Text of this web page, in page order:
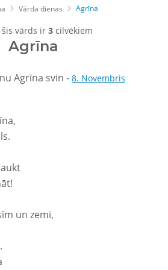
Vārda dienas Agrīna
šis vārds ir 3 cilvēkiem
Agrīna
Agrīna svin - 8. Novembris
un zemi,